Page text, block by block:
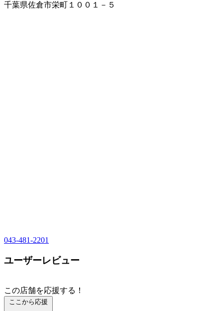
千葉県佐倉市栄町１００１－５
043-481-2201
ユーザーレビュー
この店舗を応援する！
ここから応援